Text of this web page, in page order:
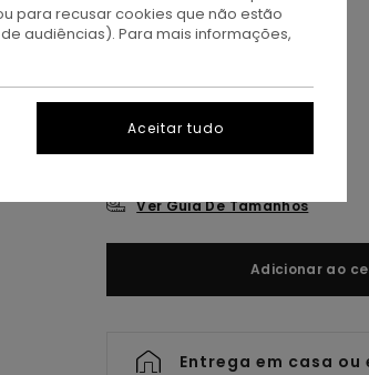
8.25
Ver Guia De Tamanhos
Adicionar ao
Entrega em casa
para recusar cookies que não estão
audiências). Para mais informações,
Aceitar tudo